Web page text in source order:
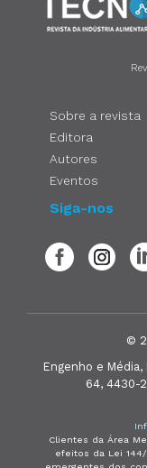
Sobre a revista
Editora
Autores
Eventos
Siga-nos
©
Engenho e
64, 4430-
Clientes da Área
efeitos da Lei